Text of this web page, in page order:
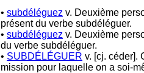
• subdéléguez v. Deuxième
présent du verbe subdéléguer.
• subdéléguez v. Deuxième
du verbe subdéléguer.
• SUBDÉLÉGUER v. [cj. céder].
mission pour laquelle on a soi-